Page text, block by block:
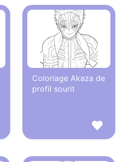
Coloriage Akaza de
profil sourit